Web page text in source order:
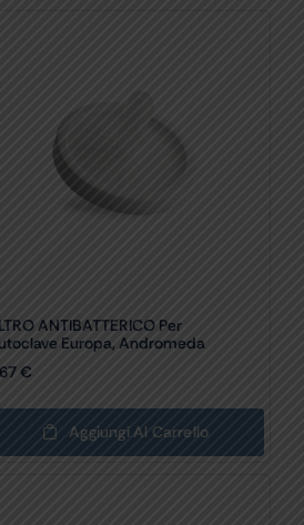
ANTIBATTERICO Per
Europa, Andromeda
€
Aggiungi Al Carrello